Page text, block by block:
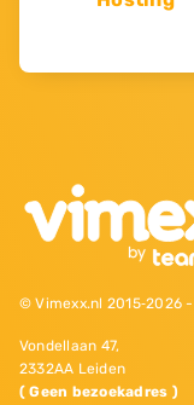
© Vimexx.nl 2015‐2026
Vondellaan 47,
2332AA Leiden
( Geen bezoekadres )